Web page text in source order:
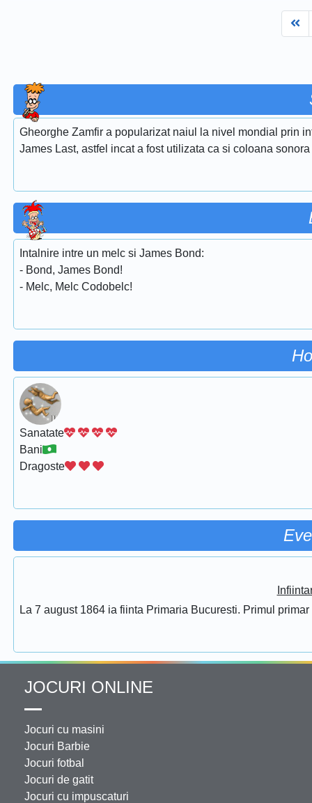
Gheorghe Zamfir a popularizat naiul la nivel mondial prin
James Last, astfel incat a fost utilizata ca si coloana
Intalnire intre un melc si James Bond:
- Bond, James Bond!
- Melc, Melc Codobelc!
Sanatate
Bani
Dragoste
La 7 august 1864 ia fiinta Primaria Bucuresti. Primul
JOCURI ONLINE
Jocuri cu masini
Jocuri Barbie
Jocuri fotbal
Jocuri de gatit
Jocuri cu impuscaturi